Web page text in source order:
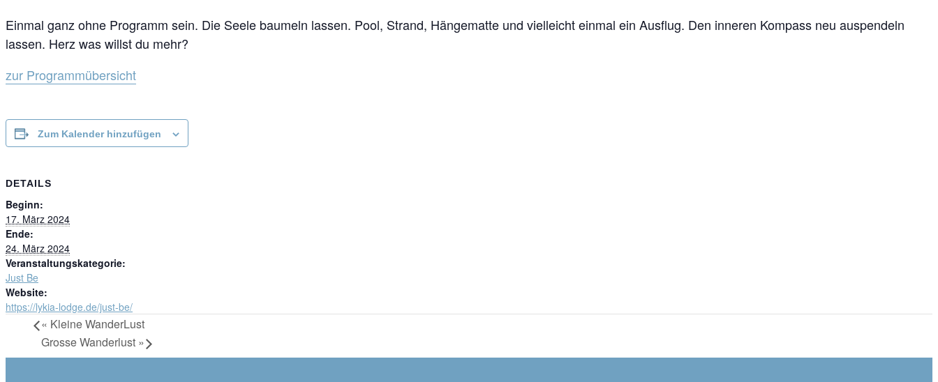
Einmal ganz ohne Programm sein. Die Seele baumeln lassen. Pool, Strand, Hängematte und vielleicht einmal ein Ausflug. Den inneren Kompass neu auspendeln
lassen. Herz was willst du mehr?
zur Programmübersicht
Zum Kalender hinzufügen
DETAILS
Beginn:
17. März 2024
Ende:
24. März 2024
Veranstaltungskategorie:
Just Be
Website:
https://lykia-lodge.de/just-be/
« Kleine WanderLust
Grosse Wanderlust »